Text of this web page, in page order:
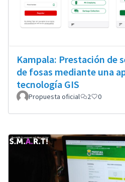
Kampala: Prestación de
de fosas mediante una
tecnología GIS
Propuesta oficial 2 0